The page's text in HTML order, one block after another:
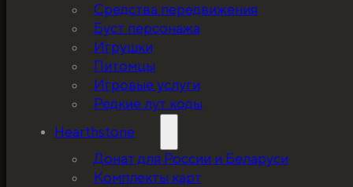
Средства передвижения
Буст персонажа
Игрушки
Питомцы
Игровые услуги
Редкие лут коды
Hearthstone
Донат для России и Беларуси
Комплекты карт